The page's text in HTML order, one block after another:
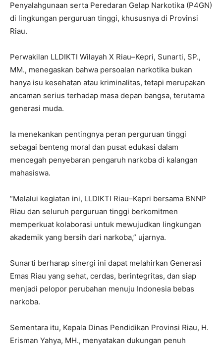
Penyalahgunaan serta Peredaran Gelap Narkotika (P4GN)
di lingkungan perguruan tinggi, khususnya di Provinsi
Riau.
Perwakilan LLDIKTI Wilayah X Riau–Kepri, Sunarti, SP.,
MM., menegaskan bahwa persoalan narkotika bukan
hanya isu kesehatan atau kriminalitas, tetapi merupakan
ancaman serius terhadap masa depan bangsa, terutama
generasi muda.
Ia menekankan pentingnya peran perguruan tinggi
sebagai benteng moral dan pusat edukasi dalam
mencegah penyebaran pengaruh narkoba di kalangan
mahasiswa.
“Melalui kegiatan ini, LLDIKTI Riau–Kepri bersama BNNP
Riau dan seluruh perguruan tinggi berkomitmen
memperkuat kolaborasi untuk mewujudkan lingkungan
akademik yang bersih dari narkoba,” ujarnya.
Sunarti berharap sinergi ini dapat melahirkan Generasi
Emas Riau yang sehat, cerdas, berintegritas, dan siap
menjadi pelopor perubahan menuju Indonesia bebas
narkoba.
Sementara itu, Kepala Dinas Pendidikan Provinsi Riau, H.
Erisman Yahya, MH., menyatakan dukungan penuh